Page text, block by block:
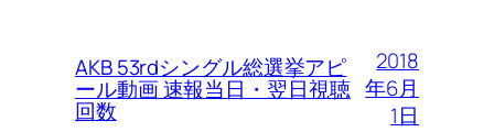
AKB 53rdシングル総選挙アピ
ール動画 速報当日・翌日視聴
回数
2018
年6月
1日